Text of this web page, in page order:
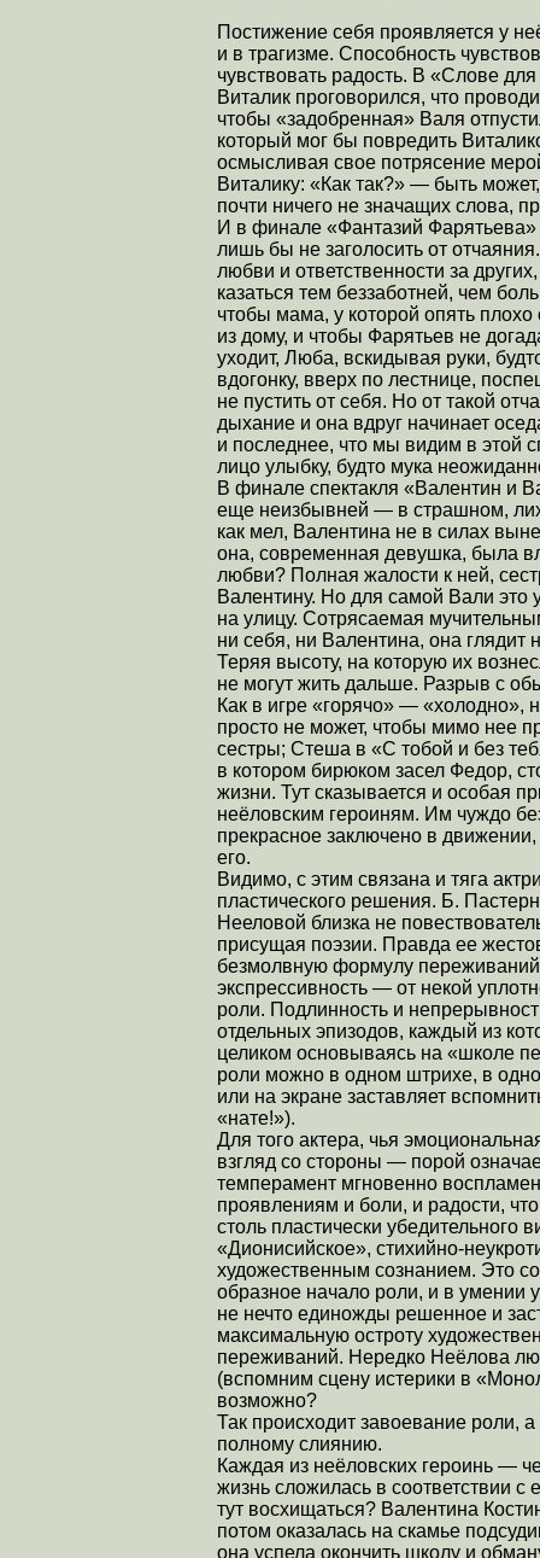
Постижение себя проявляется у
и в трагизме. Способность
чувствовать радость. В «Слове
Виталик проговорился, что
чтобы «задобренная» Валя
который мог бы повредить
осмысливая свое потрясение
Виталику: «Как так?» — быть
почти ничего не значащих слова,
И в финале «Фантазий Фарятьева»
лишь бы не заголосить от
любви и ответственности за
казаться тем беззаботней, чем
чтобы мама, у которой опять
из дому, и чтобы Фарятьев не
уходит, Люба, вскидывая руки,
вдогонку, вверх по лестнице,
не пустить от себя. Но от такой
дыхание и она вдруг начинает
и последнее, что мы видим в
лицо улыбку, будто мука
В финале спектакля «Валентин и
еще неизбывней — в страшном,
как мел, Валентина не в силах
она, современная девушка, была
любви? Полная жалости к ней,
Валентину. Но для самой Вали
на улицу. Сотрясаемая
ни себя, ни Валентина, она глядит
Теряя высоту, на которую их
не могут жить дальше. Разрыв с
Как в игре «горячо» —
просто не может, чтобы мимо нее
сестры; Стеша в «С тобой и без
в котором бирюком засел Федор,
жизни. Тут сказывается и особая
неёловским героиням. Им чуждо
прекрасное заключено в
его.
Видимо, с этим связана и тяга
пластического решения. Б.
Нееловой близка не
присущая поэзии. Правда ее
безмолвную формулу
экспрессивность — от некой
роли. Подлинность и
отдельных эпизодов, каждый из
целиком основываясь на «школе
роли можно в одном штрихе, в
или на экране заставляет
«нате!»).
Для того актера, чья
взгляд со стороны — порой
темперамент мгновенно
проявлениям и боли, и радости,
столь пластически
«Дионисийское», стихийно-
художественным сознанием. Это
образное начало роли, и в умении
не нечто единожды решенное и
максимальную остроту
переживаний. Нередко Неёлова
(вспомним сцену истерики в
возможно?
Так происходит завоевание роли,
полному слиянию.
Каждая из неёловских героинь —
жизнь сложилась в соответствии
тут восхищаться? Валентина
потом оказалась на скамье
она успела окончить школу и